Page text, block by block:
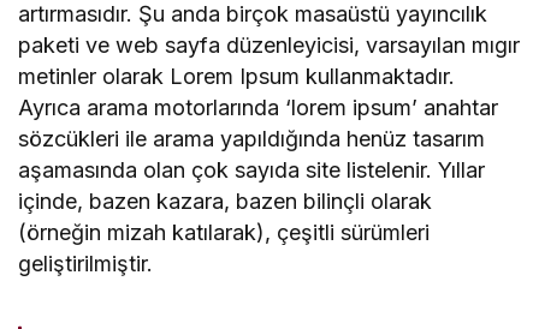
artırmasıdır. Şu anda birçok masaüstü yayıncılık
paketi ve web sayfa düzenleyicisi, varsayılan mıgır
metinler olarak Lorem Ipsum kullanmaktadır.
Ayrıca arama motorlarında ‘lorem ipsum’ anahtar
sözcükleri ile arama yapıldığında henüz tasarım
aşamasında olan çok sayıda site listelenir. Yıllar
içinde, bazen kazara, bazen bilinçli olarak
(örneğin mizah katılarak), çeşitli sürümleri
geliştirilmiştir.